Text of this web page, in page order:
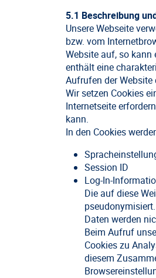
5.1 Beschreibung
Unsere Webseite
bzw. vom
Website auf, so kann
enthält eine
Aufrufen der Website
Wir setzen Cookies
Internetseite
kann.
In den Cookies
Session ID
Log-In-
Die auf diese
Daten werden
Beim Aufruf
Cookies zu
diesem